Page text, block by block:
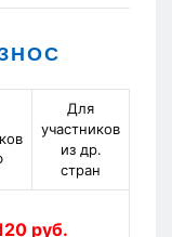
Для
участников
из др.
стран
руб.